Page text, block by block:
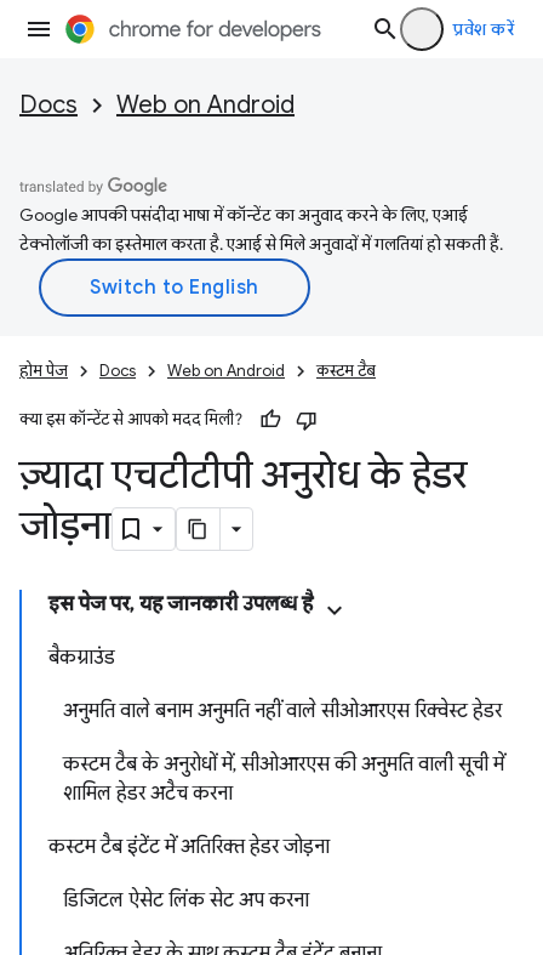
प्रवेश करें
Docs Web on Android
Google आपकी पसंदीदा भाषा में कॉन्टेंट का अनुवाद करने के लिए, एआई
टेक्नोलॉजी का इस्तेमाल करता है. एआई से मिले अनुवादों में गलतियां हो सकती हैं.
होम पेज Docs Web on Android कस्‍टम टैब
क्या इस कॉन्टेंट से आपको मदद मिली?
ज़्यादा एचटीटीपी अनुरोध के हेडर
जोड़ना
इस पेज पर, यह जानकारी उपलब्ध है
बैकग्राउंड
अनुमति वाले बनाम अनुमति नहीं वाले सीओआरएस रिक्वेस्ट हेडर
कस्टम टैब के अनुरोधों में, सीओआरएस की अनुमति वाली सूची में
शामिल हेडर अटैच करना
कस्टम टैब इंटेंट में अतिरिक्त हेडर जोड़ना
डिजिटल ऐसेट लिंक सेट अप करना